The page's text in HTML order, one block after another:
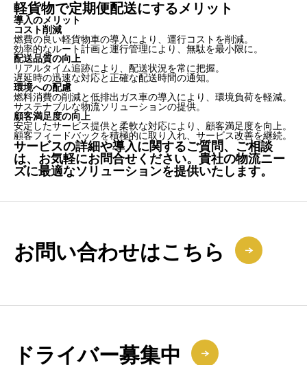
軽貨物で定期便配送にするメリット
導入のメリット
コスト削減
燃費の良い軽貨物車の導入により、運行コストを削減。
効率的なルート計画と運行管理により、無駄を最小限に。
配送品質の向上
リアルタイム追跡により、配送状況を常に把握。
遅延時の迅速な対応と正確な配送時間の通知。
環境への配慮
燃料消費の削減と低排出ガス車の導入により、環境負荷を軽減。
サステナブルな物流ソリューションの提供。
顧客満足度の向上
安定したサービス提供と柔軟な対応により、顧客満足度を向上。
顧客フィードバックを積極的に取り入れ、サービス改善を継続。
サービスの詳細や導入に関するご質問、ご相談
は、お気軽にお問合せください。貴社の物流ニー
ズに最適なソリューションを提供いたします。
お問い合わせはこちら
ドライバー募集中